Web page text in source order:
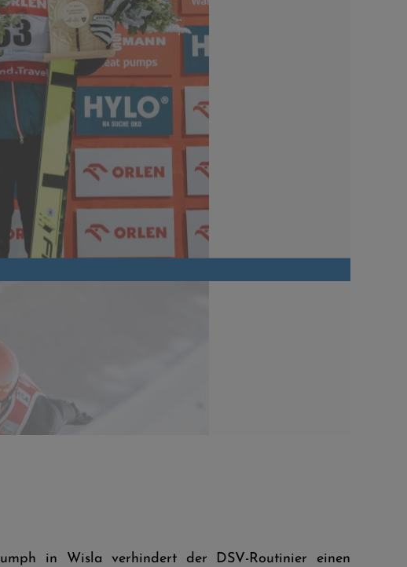
in Wisla verhindert der DSV-Routinier einen